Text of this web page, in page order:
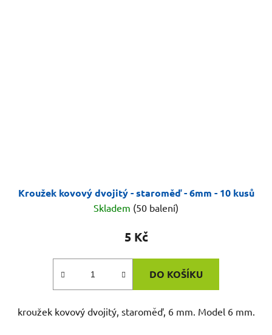
Kroužek kovový dvojitý - staroměď - 6mm - 10 kusů
Skladem (50 balení)
5 Kč
DO KOŠÍKU
kroužek kovový dvojitý, staroměď, 6 mm. Model 6 mm.